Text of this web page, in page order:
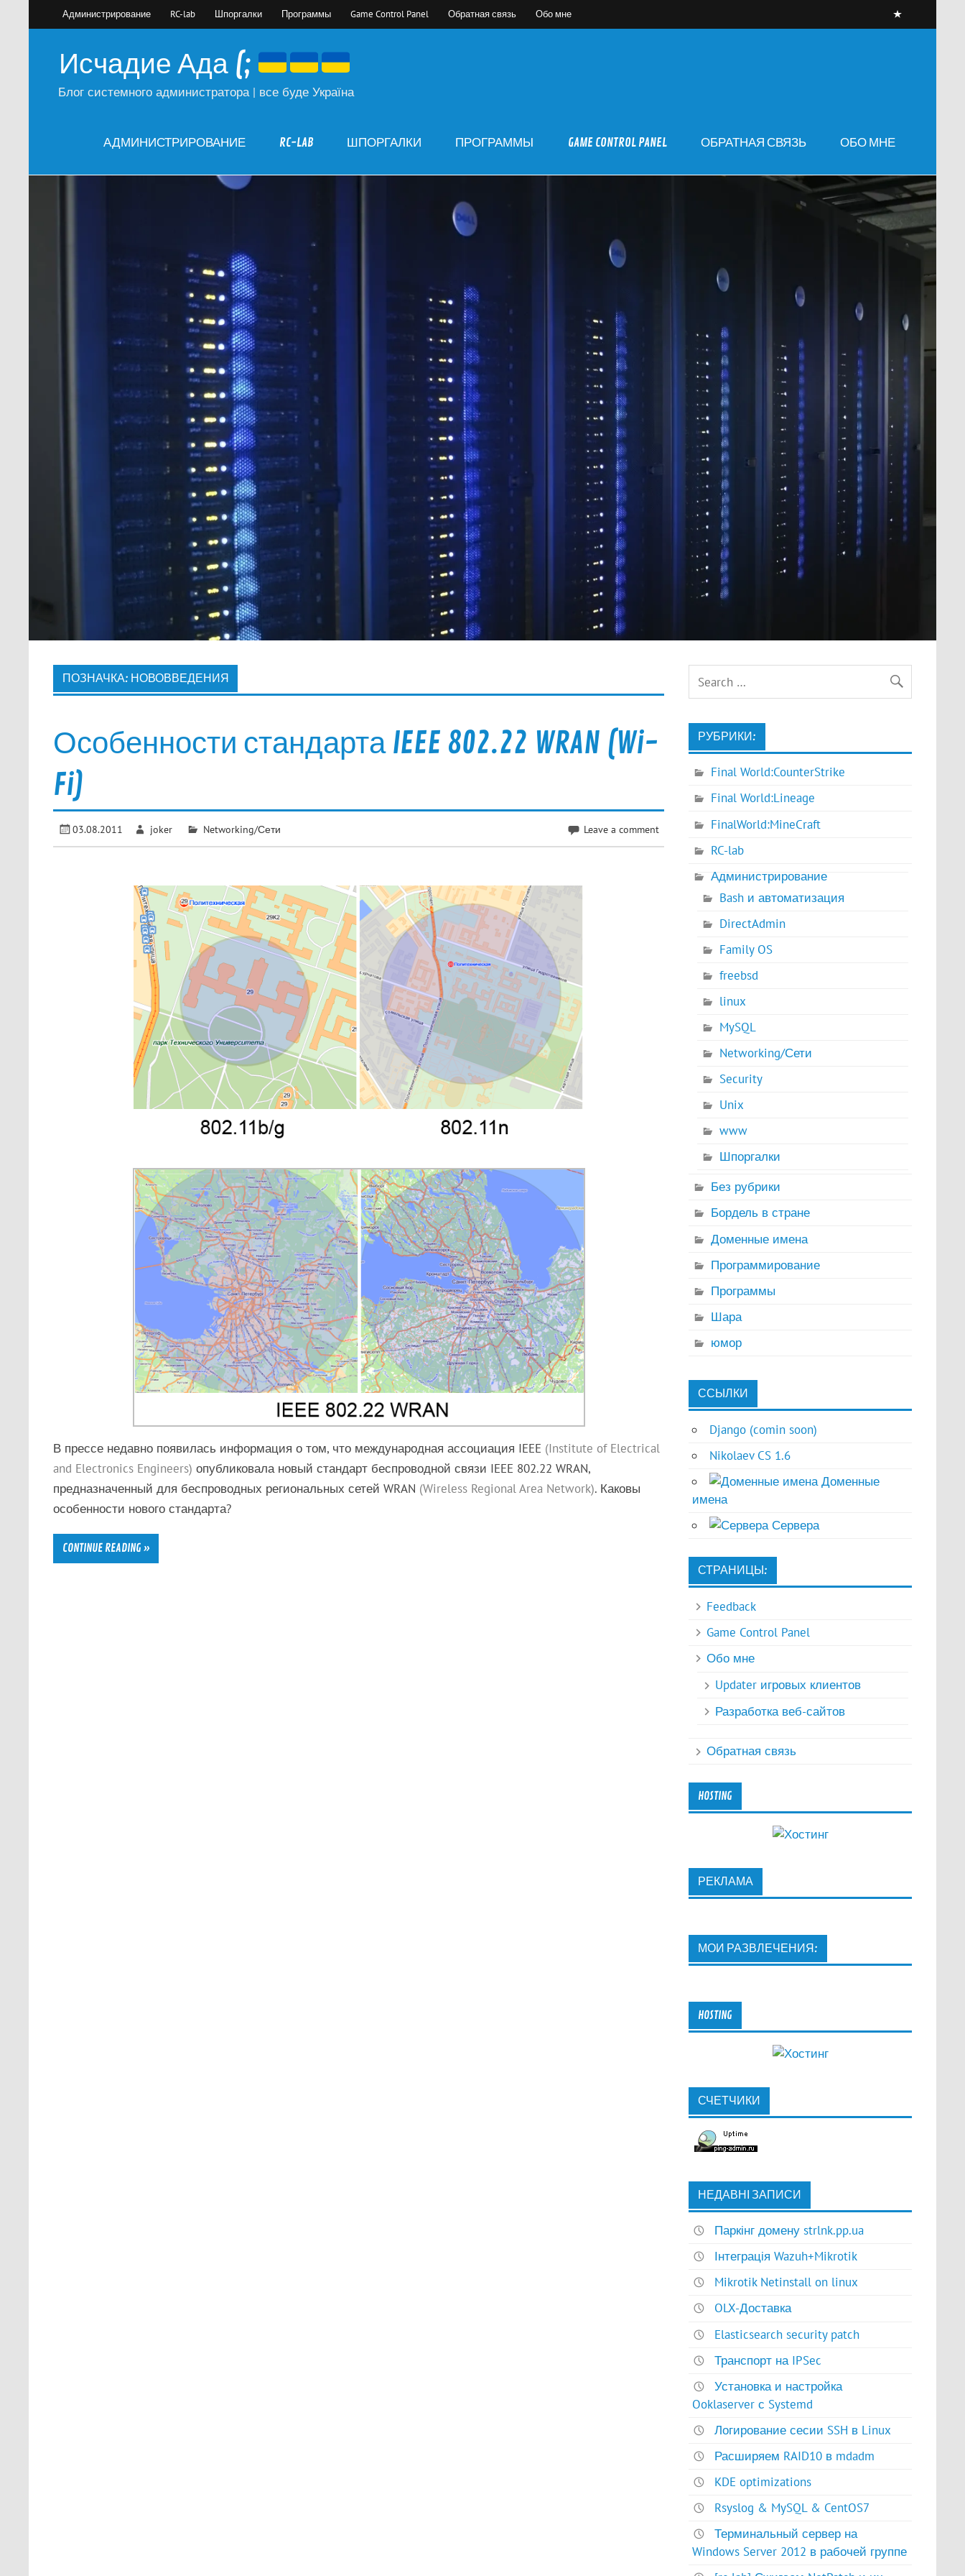
content
Администрирование RC-lab Шпоргалки Программы Game Control Panel Обратная связь Обо мне
Исчадие Ада (;
Блог системного администратора | все буде Україна
АДМИНИСТРИРОВАНИЕ RC-LAB ШПОРГАЛКИ ПРОГРАММЫ GAME CONTROL PANEL ОБРАТНАЯ СВЯЗЬ ОБО МНЕ
ПОЗНАЧКА: НОВОВВЕДЕНИЯ
Особенности стандарта IEEE 802.22 WRAN (Wi-
Fi)
03.08.2011 joker Networking/Сети Leave a comment
В прессе недавно появилась информация о том, что международная ассоциация IEEE (Institute of Electrical
and Electronics Engineers) опубликовала новый стандарт беспроводной связи IEEE 802.22 WRAN,
предназначенный для беспроводных региональных сетей WRAN (Wireless Regional Area Network). Каковы
особенности нового стандарта?
CONTINUE READING »
РУБРИКИ:
Final World:CounterStrike
Final World:Lineage
FinalWorld:MineCraft
RC-lab
Администрирование
Bash и автоматизация
DirectAdmin
Family OS
freebsd
linux
MySQL
Networking/Сети
Security
Unix
www
Шпоргалки
Без рубрики
Бордель в стране
Доменные имена
Программирование
Программы
Шара
юмор
ССЫЛКИ
Django (comin soon)
Nikolaev CS 1.6
Доменные
имена
Сервера
СТРАНИЦЫ:
Feedback
Game Control Panel
Обо мне
Updater игровых клиентов
Разработка веб-сайтов
Обратная связь
HOSTING
РЕКЛАМА
МОИ РАЗВЛЕЧЕНИЯ:
HOSTING
СЧЕТЧИКИ
НЕДАВНІ ЗАПИСИ
Паркінг домену strlnk.pp.ua
Інтеграція Wazuh+Mikrotik
Mikrotik Netinstall on linux
OLX-Доставка
Elasticsearch security patch
Транспорт на IPSec
Установка и настройка
Ooklaserver с Systemd
Логирование сесии SSH в Linux
Расширяем RAID10 в mdadm
KDE optimizations
Rsyslog & MySQL & CentOS7
Терминальный сервер на
Windows Server 2012 в рабочей группе